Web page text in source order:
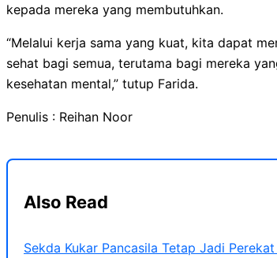
kepada mereka yang membutuhkan.
“Melalui kerja sama yang kuat, kita dapat
sehat bagi semua, terutama bagi mereka
kesehatan mental,” tutup Farida.
Penulis : Reihan Noor
Also Read
Sekda Kukar Pancasila Tetap Jadi